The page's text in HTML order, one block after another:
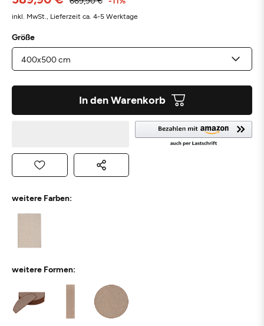
inkl. MwSt., Lieferzeit ca. 4-5 Werktage
Größe
In den Warenkorb
weitere Farben:
weitere Formen: